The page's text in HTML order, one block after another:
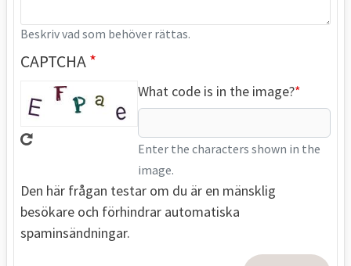
Beskriv vad som behöver rättas.
CAPTCHA
What code is in the image?
Enter the characters shown in the
image.
Den här frågan testar om du är en mänsklig
besökare och förhindrar automatiska
spaminsändningar.